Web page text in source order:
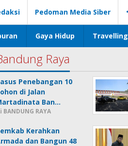
Pedoman Media Siber
Gaya Hidup Travelling
Raya
Penebangan 10
di Jalan
Ban…
BANDUNG RAYA
Kerahkan
dan Bangun 48